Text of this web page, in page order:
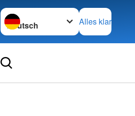
Sprache wechseln zu
Alles klar